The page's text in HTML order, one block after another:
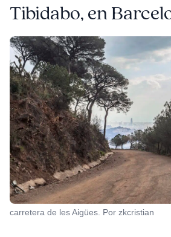
Tibidabo, en
carretera de les Aigües. Por zkcristian